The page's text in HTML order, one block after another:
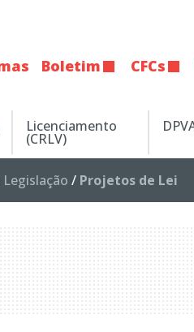
Boletim CFCs
Licenciamento
(CRLV)
Legislação / Projetos de Lei